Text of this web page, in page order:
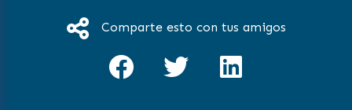
Comparte esto con tus amigos